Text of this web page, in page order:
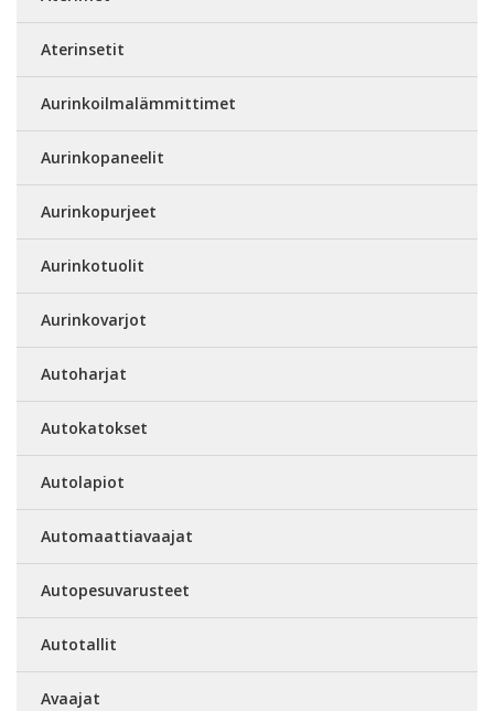
Aterinsetit
Aurinkoilmalämmittimet
Aurinkopaneelit
Aurinkopurjeet
Aurinkotuolit
Aurinkovarjot
Autoharjat
Autokatokset
Autolapiot
Automaattiavaajat
Autopesuvarusteet
Autotallit
Avaajat